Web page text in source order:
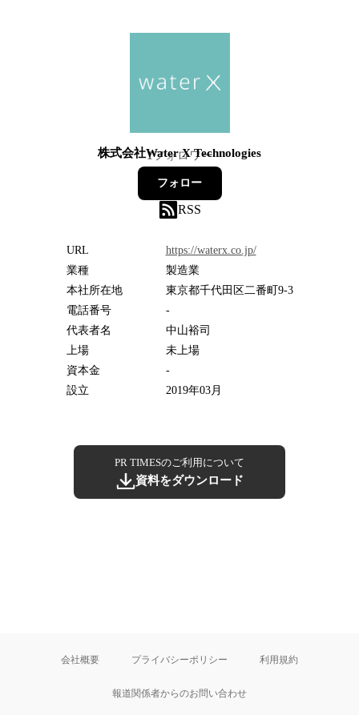
株式会社Water X Technologies
1フォロワー
フォロー
RSS
URL
https://waterx.co.jp/
業種
製造業
本社所在地
東京都千代田区二番町9-3
電話番号
-
代表者名
中山裕司
上場
未上場
資本金
-
設立
2019年03月
PR TIMESのご利用について
資料をダウンロード
会社概要 プライバシーポリシー 利用規約
報道関係者からのお問い合わせ